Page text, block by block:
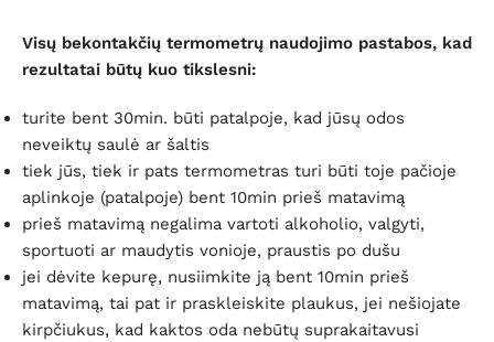
Visų bekontakčių termometrų naudojimo pastabos, kad
rezultatai būtų kuo tikslesni:
turite bent 30min. būti patalpoje, kad jūsų odos
neveiktų saulė ar šaltis
tiek jūs, tiek ir pats termometras turi būti toje pačioje
aplinkoje (patalpoje) bent 10min prieš matavimą
prieš matavimą negalima vartoti alkoholio, valgyti,
sportuoti ar maudytis vonioje, praustis po dušu
jei dėvite kepurę, nusiimkite ją bent 10min prieš
matavimą, tai pat ir praskleiskite plaukus, jei nešiojate
kirpčiukus, kad kaktos oda nebūtų suprakaitavusi